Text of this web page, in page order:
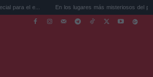
En los lugares más misteriosos del planeta: Stoneh...